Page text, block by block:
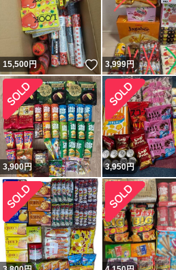
15,500円 いいね！
3,999円
3,900円 3,950円